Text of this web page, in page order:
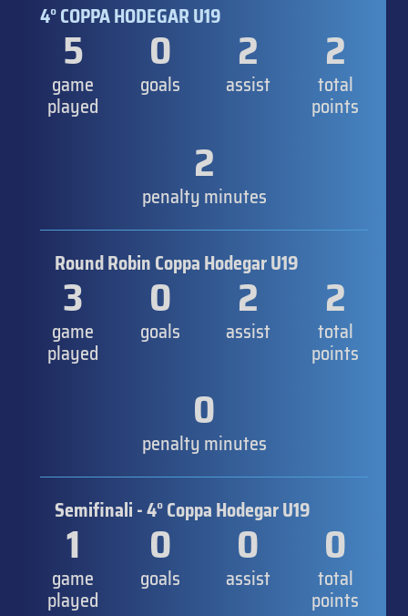
4° COPPA HODEGAR U19
5
game
played
0
goals
2
assist
2
total
points
2
penalty minutes
Round Robin Coppa Hodegar U19
3
game
played
0
goals
2
assist
2
total
points
0
penalty minutes
Semifinali - 4° Coppa Hodegar U19
1
game
played
0
goals
0
assist
0
total
points